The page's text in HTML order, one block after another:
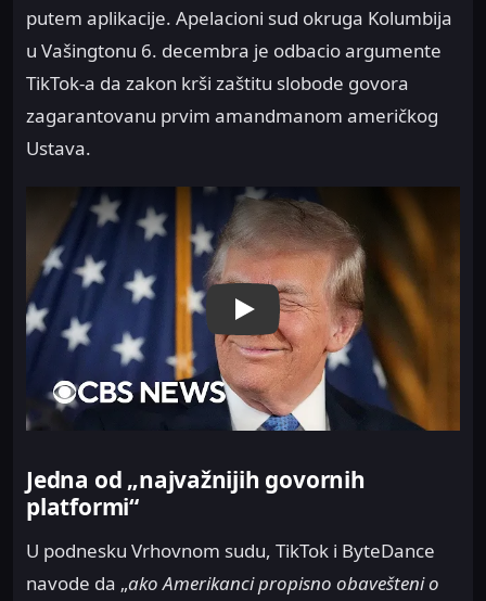
putem aplikacije. Apelacioni sud okruga Kolumbija
u Vašingtonu 6. decembra je odbacio argumente
TikTok-a da zakon krši zaštitu slobode govora
zagarantovanu prvim amandmanom američkog
Ustava.
Play
Jedna od „najvažnijih govornih
platformi“
U podnesku Vrhovnom sudu, TikTok i ByteDance
navode da „ako Amerikanci propisno obavešteni o